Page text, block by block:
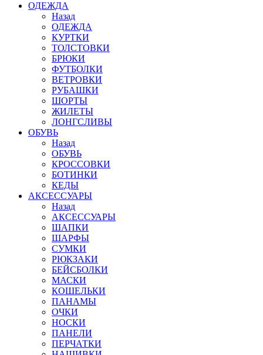
ОДЕЖДА
Назад
ОДЕЖДА
КУРТКИ
ТОЛСТОВКИ
БРЮКИ
ФУТБОЛКИ
ВЕТРОВКИ
РУБАШКИ
ШОРТЫ
ЖИЛЕТЫ
ЛОНГСЛИВЫ
ОБУВЬ
Назад
ОБУВЬ
КРОССОВКИ
БОТИНКИ
КЕДЫ
АКСЕССУАРЫ
Назад
АКСЕССУАРЫ
ШАПКИ
ШАРФЫ
СУМКИ
РЮКЗАКИ
БЕЙСБОЛКИ
МАСКИ
КОШЕЛЬКИ
ПАНАМЫ
ОЧКИ
НОСКИ
ПАНЕЛИ
ПЕРЧАТКИ